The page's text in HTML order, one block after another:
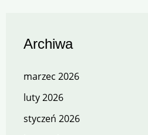
Archiwa
marzec 2026
luty 2026
styczeń 2026